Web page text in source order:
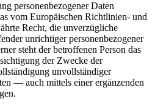
personenbezogener Daten
vom Europäischen Richtlinien- und
Recht, die unverzügliche
unrichtiger personenbezogener
steht der betroffenen Person das
der Zwecke der
unvollständiger
— auch mittels einer ergänzenden